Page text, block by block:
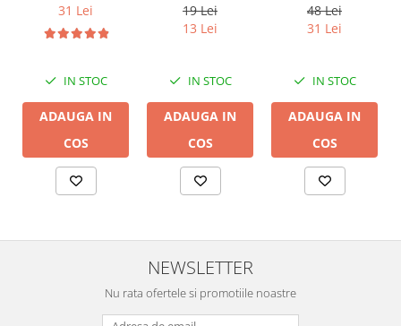
DB 16/2,
conductor cupru
LGC
31 Lei
IN STOC
ADAUGA IN
COS
14B, 2 x 2mm
19 Lei
13 Lei
IN STOC
ADAUGA IN
COS
48 Lei
31 Lei
IN STOC
ADAUGA IN
COS
NEWSLETTER
Nu rata ofertele si promotiile noastre